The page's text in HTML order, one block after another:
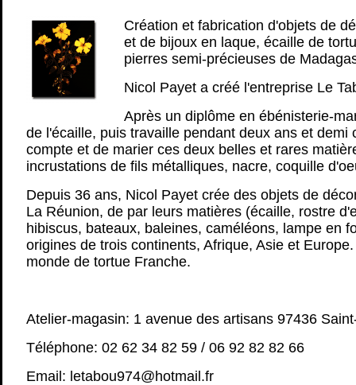
Création et fabrication d'objets de
et de bijoux en laque, écaille de
pierres semi-précieuses de
Nicol Payet a créé l'entreprise Le
Après un diplôme en ébénisterie-
de l'écaille, puis travaille pendant deux ans et
compte et de marier ces deux belles et rares
incrustations de fils métalliques, nacre, coquille
Depuis 36 ans, Nicol Payet crée des objets de
La Réunion, de par leurs matières (écaille, rostre
hibiscus, bateaux, baleines, caméléons, lampe en
origines de trois continents, Afrique, Asie et
monde de tortue Franche.
Atelier-magasin: 1 avenue des artisans 97436
Téléphone: 02 62 34 82 59 / 06 92 82 82 66
Email: letabou974@hotmail.fr